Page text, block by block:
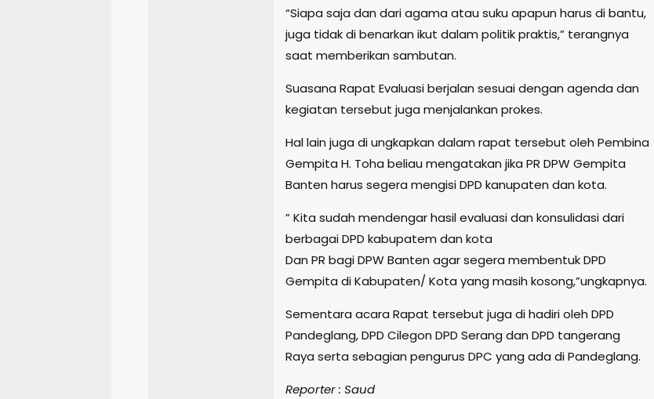
“Siapa saja dan dari agama atau suku apapun harus di bantu,
juga tidak di benarkan ikut dalam politik praktis,” terangnya
saat memberikan sambutan.
Suasana Rapat Evaluasi berjalan sesuai dengan agenda dan
kegiatan tersebut juga menjalankan prokes.
Hal lain juga di ungkapkan dalam rapat tersebut oleh Pembina
Gempita H. Toha beliau mengatakan jika PR DPW Gempita
Banten harus segera mengisi DPD kanupaten dan kota.
” Kita sudah mendengar hasil evaluasi dan konsulidasi dari
berbagai DPD kabupatem dan kota
Dan PR bagi DPW Banten agar segera membentuk DPD
Gempita di Kabupaten/ Kota yang masih kosong,”ungkapnya.
Sementara acara Rapat tersebut juga di hadiri oleh DPD
Pandeglang, DPD Cilegon DPD Serang dan DPD tangerang
Raya serta sebagian pengurus DPC yang ada di Pandeglang.
Reporter : Saud